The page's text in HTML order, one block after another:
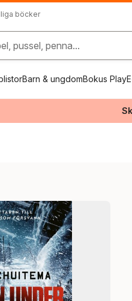
böcker
pussel, penna...
Barn & ungdomBokus Play